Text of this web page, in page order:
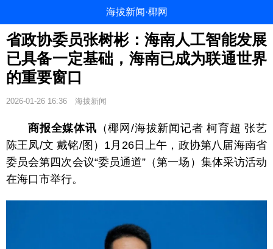
海拔新闻·椰网
省政协委员张树彬：海南人工智能发展
已具备一定基础，海南已成为联通世界
的重要窗口
2026-01-26 16:36 海拔新闻
商报全媒体讯 （椰网/海拔新闻记者 柯育超 张艺
陈王凤/文 戴铭/图）1月26日上午，政协第八届海南省
委员会第四次会议“委员通道”（第一场）集体采访活动
在海口市举行。